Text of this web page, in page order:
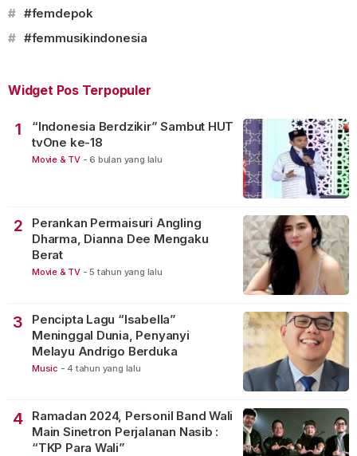
# #femdepok
# #femmusikindonesia
Widget Pos Terpopuler
1
“Indonesia Berdzikir” Sambut HUT
tvOne ke-18
Movie & TV - 6 bulan yang lalu
2
Perankan Permaisuri Angling
Dharma, Dianna Dee Mengaku
Berat
Movie & TV - 5 tahun yang lalu
3
Pencipta Lagu “Isabella”
Meninggal Dunia, Penyanyi
Melayu Andrigo Berduka
Music - 4 tahun yang lalu
4
Ramadan 2024, Personil Band Wali
Main Sinetron Perjalanan Nasib :
“TKP Para Wali”